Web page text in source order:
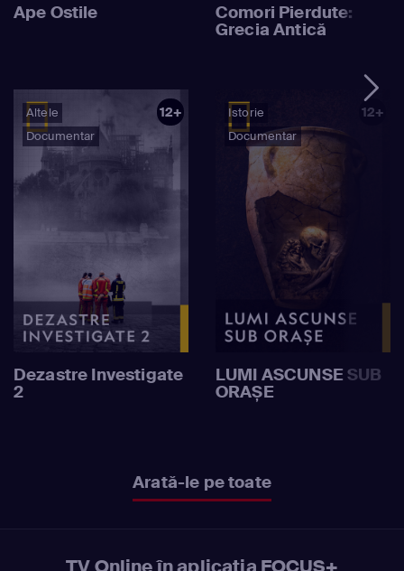
Ape Ostile Comori Pierdute:
Grecia Antică
Altele
Documentar
12+
Dezastre Investigate
2
Istorie
Documentar
12+
LUMI ASCUNSE SUB
ORAȘE
Arată-le pe toate
TV Online în aplicația FOCUS+